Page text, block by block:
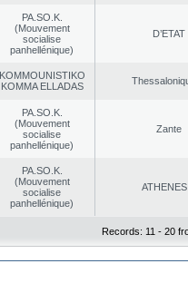
PA.SO.K.
(Mouvement
socialise
panhellénique)
D’ETAT
KOMMOUNISTIKO
KOMMA ELLADAS
PA.SO.K.
(Mouvement
socialise
panhellénique)
Zante
PA.SO.K.
(Mouvement
socialise
panhellénique)
Records: 11 - 20